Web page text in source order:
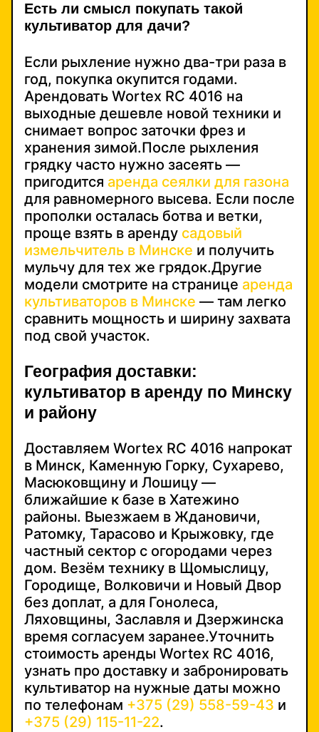
Есть ли смысл покупать такой
культиватор для дачи?
Если рыхление нужно два-три раза в
год, покупка окупится годами.
Арендовать Wortex RC 4016 на
выходные дешевле новой техники и
снимает вопрос заточки фрез и
хранения зимой.После рыхления
грядку часто нужно засеять —
пригодится аренда сеялки для газона
для равномерного высева. Если после
прополки осталась ботва и ветки,
проще взять в аренду садовый
измельчитель в Минске и получить
мульчу для тех же грядок.Другие
модели смотрите на странице аренда
культиваторов в Минске — там легко
сравнить мощность и ширину захвата
под свой участок.
География доставки:
культиватор в аренду по Минску
и району
Доставляем Wortex RC 4016 напрокат
в Минск, Каменную Горку, Сухарево,
Масюковщину и Лошицу —
ближайшие к базе в Хатежино
районы. Выезжаем в Ждановичи,
Ратомку, Тарасово и Крыжовку, где
частный сектор с огородами через
дом. Везём технику в Щомыслицу,
Городище, Волковичи и Новый Двор
без доплат, а для Гонолеса,
Ляховщины, Заславля и Дзержинска
время согласуем заранее.Уточнить
стоимость аренды Wortex RC 4016,
узнать про доставку и забронировать
культиватор на нужные даты можно
по телефонам +375 (29) 558-59-43 и
+375 (29) 115-11-22.